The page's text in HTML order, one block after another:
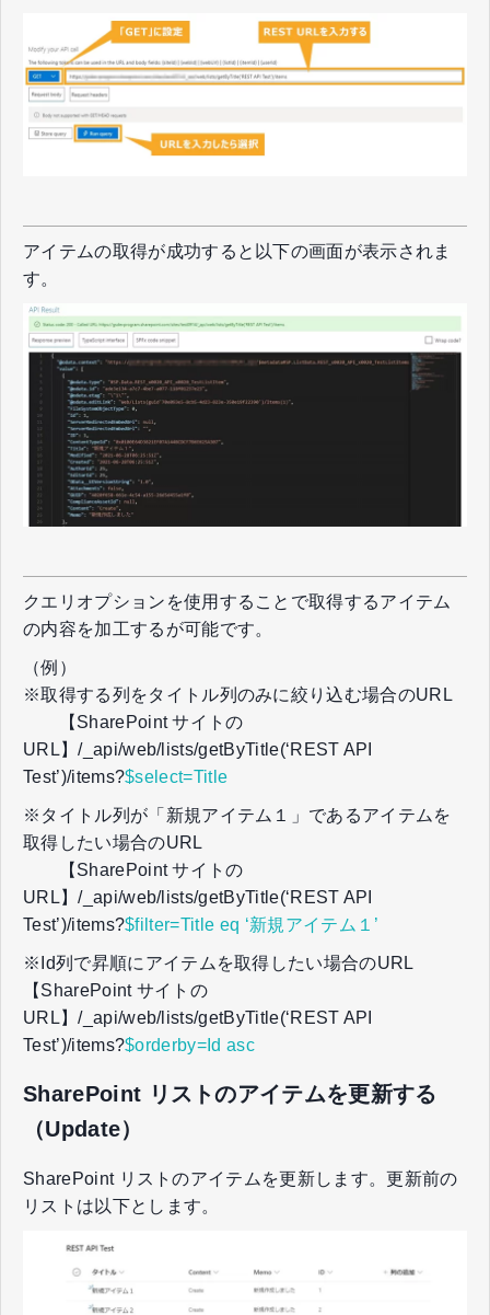
アイテムの取得が成功すると以下の画面が表示されま
す。
クエリオプションを使用することで取得するアイテム
の内容を加工するが可能です。
（例）
※取得する列をタイトル列のみに絞り込む場合のURL
【SharePoint サイトの
URL】/_api/web/lists/getByTitle(‘REST API
Test’)/items?$select=Title
※タイトル列が「新規アイテム１」であるアイテムを
取得したい場合のURL
【SharePoint サイトの
URL】/_api/web/lists/getByTitle(‘REST API
Test’)/items?$filter=Title eq ‘新規アイテム１’
※Id列で昇順にアイテムを取得したい場合のURL
【SharePoint サイトの
URL】/_api/web/lists/getByTitle(‘REST API
Test’)/items?$orderby=Id asc
SharePoint リストのアイテムを更新する
（Update）
SharePoint リストのアイテムを更新します。更新前の
リストは以下とします。